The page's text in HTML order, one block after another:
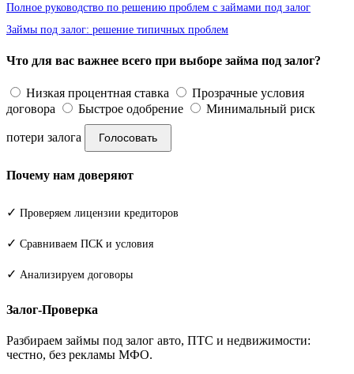
Полное руководство по решению проблем с займами под залог
Займы под залог: решение типичных проблем
Что для вас важнее всего при выборе займа под залог?
Низкая процентная ставка
Прозрачные условия
договора
Быстрое одобрение Минимальный риск
потери залога Голосовать
Почему нам доверяют
✓ Проверяем лицензии кредиторов
✓ Сравниваем ПСК и условия
✓ Анализируем договоры
Залог-Проверка
Разбираем займы под залог авто, ПТС и недвижимости:
честно, без рекламы МФО.